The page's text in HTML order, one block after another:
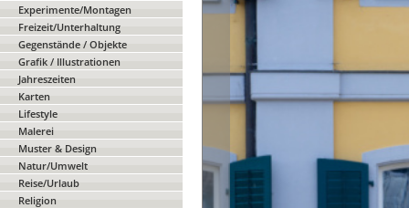
Experimente/Montagen
Freizeit/Unterhaltung
Gegenstände / Objekte
Grafik / Illustrationen
Jahreszeiten
Karten
Lifestyle
Malerei
Muster & Design
Natur/Umwelt
Reise/Urlaub
Religion